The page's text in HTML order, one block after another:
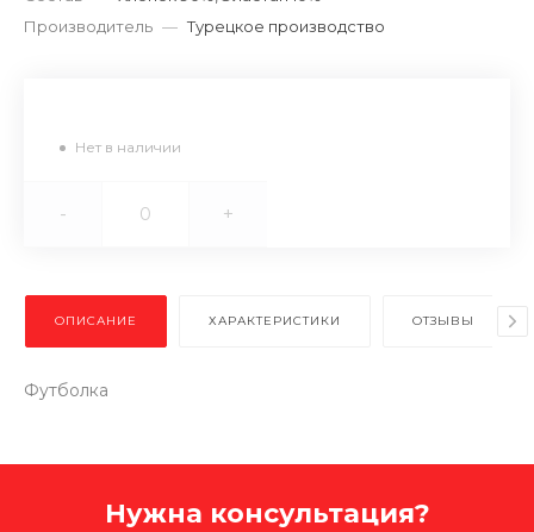
Производитель — Турецкое производство
Нет в наличии
- +
ОПИСАНИЕ ХАРАКТЕРИСТИКИ ОТЗЫВЫ
Футболка
Нужна консультация?